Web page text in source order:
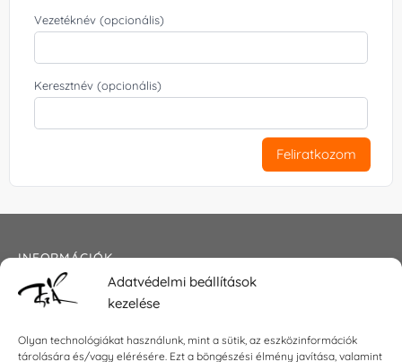
Adatvédelmi beállítások
kezelése
Olyan technológiákat használunk, mint a sütik, az eszközinformációk
tárolására és/vagy elérésére. Ezt a böngészési élmény javítása, valamint
Vezetéknév (opcionális)
Keresztnév (opcionális)
Feliratkozom
INFORMÁCIÓK
Általános szerződési feltételek
Impresszum